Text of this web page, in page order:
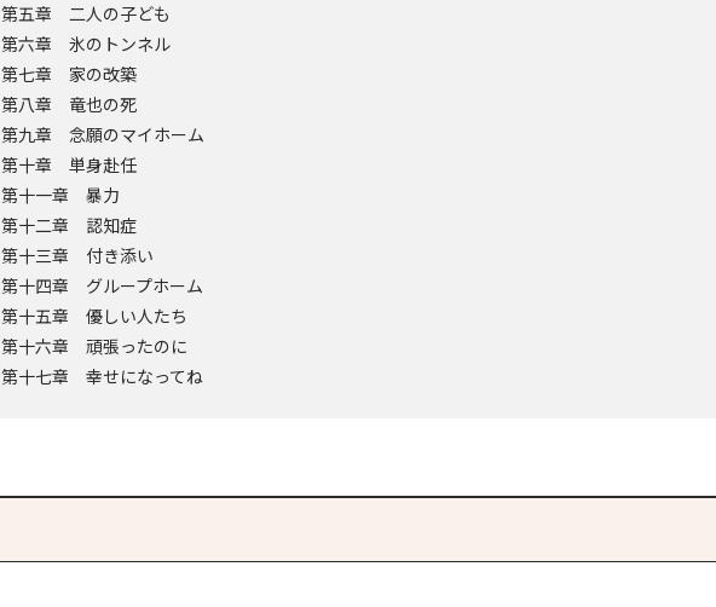
第五章 二人の子ども
第六章 氷のトンネル
第七章 家の改築
第八章 竜也の死
第九章 念願のマイホーム
第十章 単身赴任
第十一章 暴力
第十二章 認知症
第十三章 付き添い
第十四章 グループホーム
第十五章 優しい人たち
第十六章 頑張ったのに
第十七章 幸せになってね